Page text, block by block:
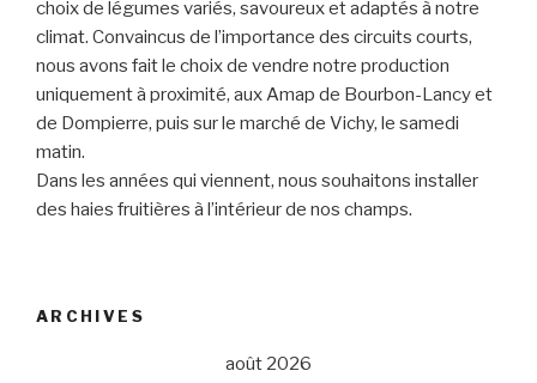
choix de légumes variés, savoureux et adaptés à notre
climat. Convaincus de l’importance des circuits courts,
nous avons fait le choix de vendre notre production
uniquement à proximité, aux Amap de Bourbon-Lancy et
de Dompierre, puis sur le marché de Vichy, le samedi
matin.
Dans les années qui viennent, nous souhaitons installer
des haies fruitières à l’intérieur de nos champs.
ARCHIVES
août 2026